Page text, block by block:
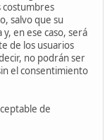
costumbres
salvo que su
en ese caso, será
de los usuarios
no podrán ser
el consentimiento
de